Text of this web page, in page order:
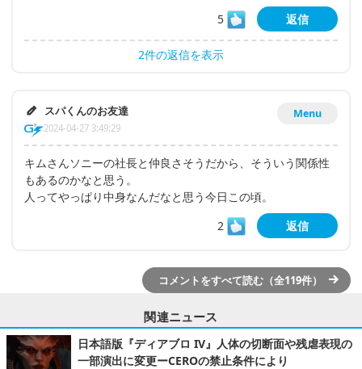
5
返信
2件の返信を表示
Menu
スパくんのお友達
2024-04-27 3:49:29
キムさんソニーの社長と仲良さそうだから、そういう関係性
もあるのかなと思う。
人ってやっぱり中身なんだなと思う今日この頃。
2
返信
コメントをすべて読む（全119件）
関連ニュース
日本語版『ディアブロ IV』人体の切断面や残虐表現の
一部演出に変更ーCEROの禁止条件により